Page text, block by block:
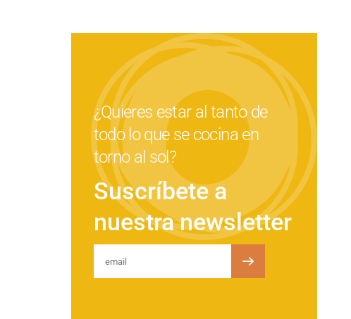
¿Quieres estar al tanto de
todo lo que se cocina en
torno al sol?
Suscríbete a
nuestra newsletter